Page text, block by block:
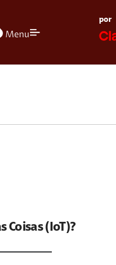
Menu
por
Coisas (IoT)?